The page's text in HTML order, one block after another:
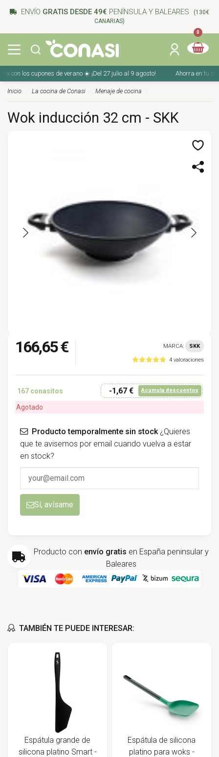
ENVÍO GRATIS DESDE 49€ PENÍNSULA Y BALEARES
(130€
CANARIAS)
0
los cupones de verano ☀️ ¡Del 27 julio al 9 agosto! Ahorra en tu
Inicio La cocina de Conasi Menaje de cocina
Wok inducción 32 cm - SKK
166,65 € MARCA: SKK
4 valoraciones
167 conasitos -1,67 € Acumula descuentos
Agotado
Producto temporalmente sin stock¿Quieres
que te avisemos por email cuando vuelva a estar
en stock?
Sí, avísame
Producto con envío gratis en España peninsular y
Baleares
TAMBIÉN TE PUEDE INTERESAR:
Espátula grande de
silicona platino Smart -
Espátula de silicona
platino para woks -